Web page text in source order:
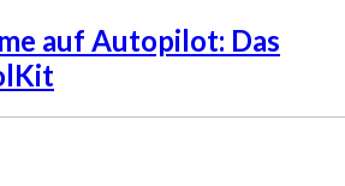
auf Autopilot: Das